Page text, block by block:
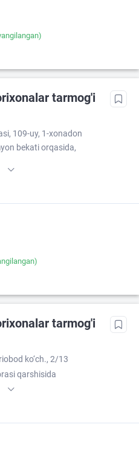
tarmog'i
109-uy, 1-xonadon
bekati orqasida,
tarmog'i
ko‘ch., 2/13
qarshisida